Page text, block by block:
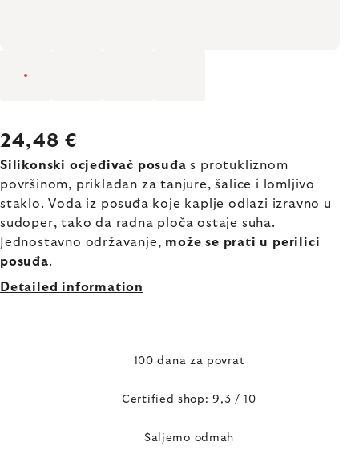
24,48 €
Silikonski ocjeđivač posuđa s protukliznom
površinom, prikladan za tanjure, šalice i lomljivo
staklo. Voda iz posuđa koje kaplje odlazi izravno u
sudoper, tako da radna ploča ostaje suha.
Jednostavno održavanje, može se prati u perilici
posuđa.
Detailed information
100 dana za povrat
Certified shop: 9,3 / 10
Šaljemo odmah